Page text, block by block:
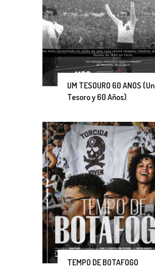
UM TESOURO 60 ANOS (Un
Tesoro y 60 Años)
TEMPO DE BOTAFOGO